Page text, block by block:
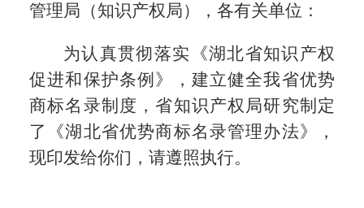
管理局（知识产权局），各有关单位：
为认真贯彻落实《湖北省知识产权
促进和保护条例》，建立健全我省优势
商标名录制度，省知识产权局研究制定
了《湖北省优势商标名录管理办法》，
现印发给你们，请遵照执行。